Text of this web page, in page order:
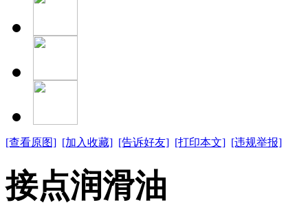
[查看原图] [加入收藏] [告诉好友] [打印本文] [违规举报]
接点润滑油